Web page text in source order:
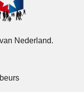
Nederland.